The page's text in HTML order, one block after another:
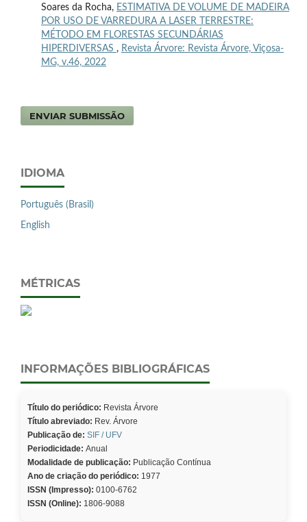
Soares da Rocha, ESTIMATIVA DE VOLUME DE MADEIRA
POR USO DE VARREDURA A LASER TERRESTRE:
MÉTODO EM FLORESTAS SECUNDÁRIAS
HIPERDIVERSAS , Revista Árvore: Revista Árvore, Viçosa-
MG, v.46, 2022
ENVIAR SUBMISSÃO
IDIOMA
Português (Brasil)
English
MÉTRICAS
INFORMAÇÕES BIBLIOGRÁFICAS
Título do periódico: Revista Árvore
Título abreviado: Rev. Árvore
Publicação de: SIF / UFV
Periodicidade: Anual
Modalidade de publicação: Publicação Contínua
Ano de criação do periódico: 1977
ISSN (Impresso): 0100-6762
ISSN (Online): 1806-9088